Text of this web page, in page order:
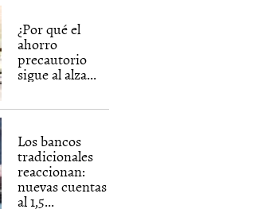
¿Por qué el
ahorro
precautorio
sigue al alza...
Los bancos
tradicionales
reaccionan:
nuevas cuentas
al 1,5...